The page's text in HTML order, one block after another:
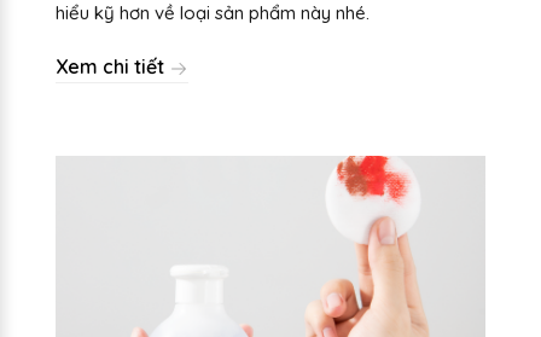
hiểu kỹ hơn về loại sản phẩm này nhé.
Xem chi tiết